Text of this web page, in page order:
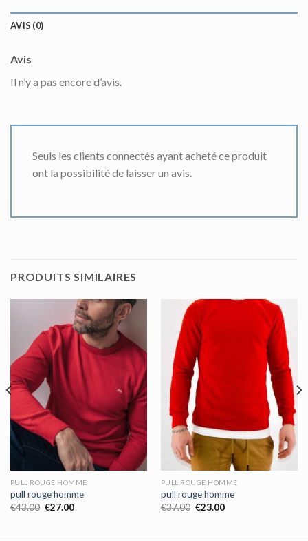
AVIS (0)
Avis
Il n’y a pas encore d’avis.
Seuls les clients connectés ayant acheté ce produit
ont la possibilité de laisser un avis.
PRODUITS SIMILAIRES
PULL ROUGE HOMME
pull rouge homme
€43.00 €27.00
PULL ROUGE HOMME
pull rouge homme
€37.00 €23.00